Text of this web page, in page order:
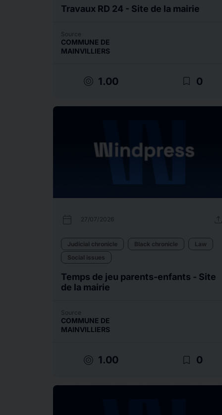
Travaux RD 24 - Site de la mairie
Source
COMMUNE DE
MAINVILLIERS
target 1.00 bookmark_border 0
calendar_today 27/07/2026
Judicial chronicle Black chronicle
Law
Social issues
Temps de jeu parents-enfants - Site
de la mairie
Source
COMMUNE DE
MAINVILLIERS
target 1.00 bookmark_border 0